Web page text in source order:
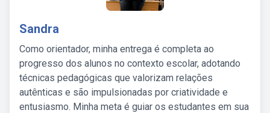
Sandra
Como orientador, minha entrega é completa ao
progresso dos alunos no contexto escolar, adotando
técnicas pedagógicas que valorizam relações
autênticas e são impulsionadas por criatividade e
entusiasmo. Minha meta é guiar os estudantes em sua